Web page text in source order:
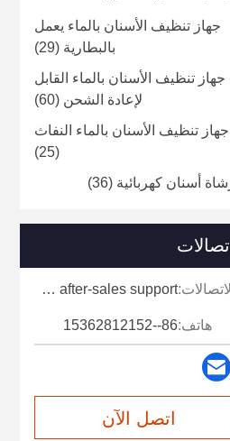
6 أوضاع
جهاز تنظيف الأسنان بالماء يعمل
بالبطارية (29)
جهاز تنظيف الأسنان بالماء القابل
لإعادة الشحن (60)
جهاز تنظيف الأسنان بالماء النفاث
(25)
أسنان كهربائية (36)
الاتصالات: Miss. Doris-Retail and after-sales support
هاتف:86--15362812152
اتصل الآن